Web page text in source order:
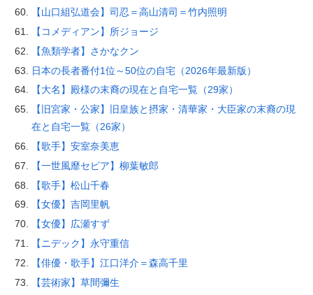
【山口組弘道会】司忍＝高山清司＝竹内照明
【コメディアン】所ジョージ
【魚類学者】さかなクン
日本の長者番付1位～50位の自宅（2026年最新版）
【大名】殿様の末裔の現在と自宅一覧（29家）
【旧宮家・公家】旧皇族と摂家・清華家・大臣家の末裔の現
在と自宅一覧（26家）
【歌手】安室奈美恵
【一世風靡セピア】柳葉敏郎
【歌手】松山千春
【女優】吉岡里帆
【女優】広瀬すず
【ニデック】永守重信
【俳優・歌手】江口洋介＝森高千里
【芸術家】草間彌生